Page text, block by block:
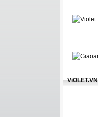
ViOLET.VN